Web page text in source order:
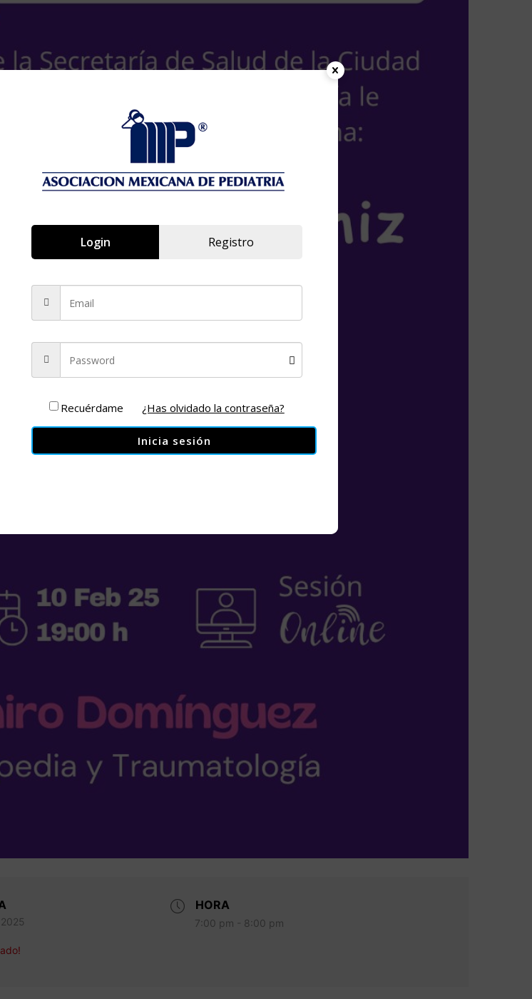
HORA
7:00 pm - 8:00 pm
Login Registro
Recuérdame ¿Has olvidado la contraseña?
Inicia sesión